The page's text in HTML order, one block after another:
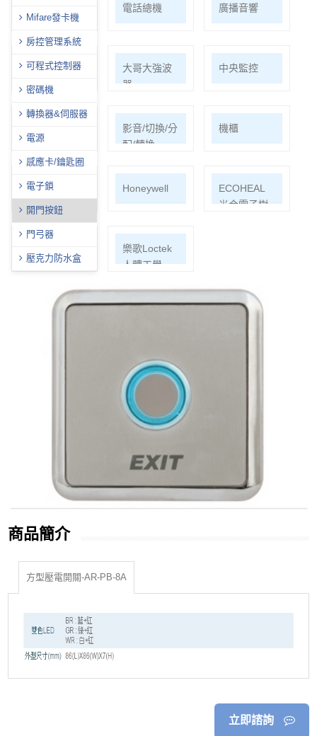
Mifare發卡機
房控管理系統
可程式控制器
密碼機
轉換器&伺服器
電源
感應卡/鑰匙圈
電子鎖
開門按鈕
門弓器
壓克力防水盒
電話總機 廣播音響
車道系統
大哥大強波
器
中央監控
影音/切換/分
配/轉換
機櫃
通信水電材
料
Honeywell
ECOHEAL
光合電子樹
機
樂歌Loctek
人體工學
商品簡介
方型壓電開關-AR-PB-8A
立即諮詢